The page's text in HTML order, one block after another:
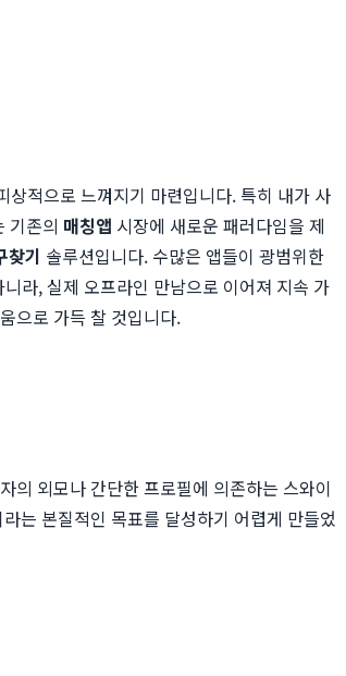
적으로 느껴지기 마련입니다. 특히 내가 사
기존의 매칭앱 시장에 새로운 패러다임을 제
찾기 솔루션입니다. 수많은 앱들이 광범위한
라, 실제 오프라인 만남으로 이어져 지속 가
으로 가득 찰 것입니다.
의 외모나 간단한 프로필에 의존하는 스와이
는 본질적인 목표를 달성하기 어렵게 만들었